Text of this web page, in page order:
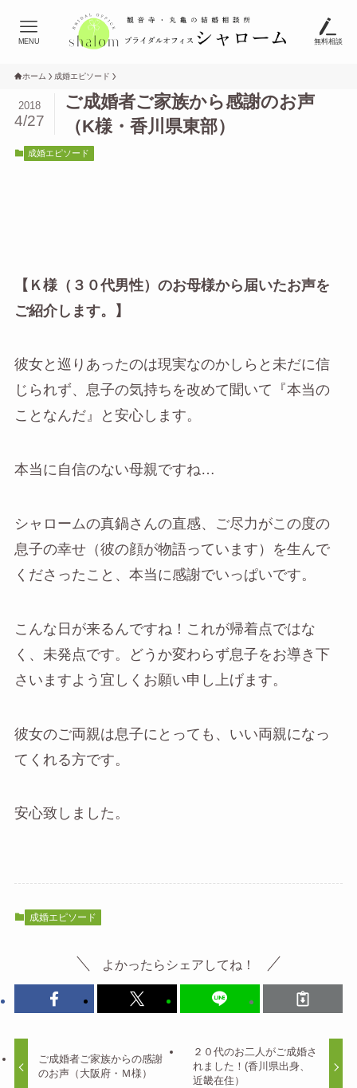
無料相談
MENU
ホーム 成婚エピソード
ご成婚者ご家族から感謝のお声
（K様・香川県東部）
2018
4/27
成婚エピソード
【Ｋ様（３０代男性）のお母様から届いたお声を
ご紹介します。】
彼女と巡りあったのは現実なのかしらと未だに信
じられず、息子の気持ちを改めて聞いて『本当の
ことなんだ』と安心します。
本当に自信のない母親ですね…
シャロームの真鍋さんの直感、ご尽力がこの度の
息子の幸せ（彼の顔が物語っています）を生んで
くださったこと、本当に感謝でいっぱいです。
こんな日が来るんですね！これが帰着点ではな
く、未発点です。どうか変わらず息子をお導き下
さいますよう宜しくお願い申し上げます。
彼女のご両親は息子にとっても、いい両親になっ
てくれる方です。
安心致しました。
成婚エピソード
よかったらシェアしてね！
ご成婚者ご家族からの感謝
のお声（大阪府・Ｍ様）
２０代のお二人がご成婚さ
れました！(香川県出身、
近畿在住）